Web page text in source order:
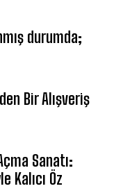
durumda;
Bir Alışveriş
Sanatı:
Kalıcı Öz